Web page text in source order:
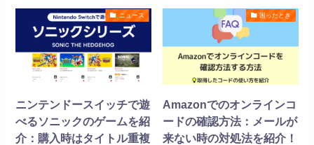
ニュース
ニンテンドースイッチで遊
べるソニックのゲームを紹
介：購入時はタイトル重複
困ったとき
Amazonでのオンラインコ
ードの確認方法：メールが
来ない時の対処法を紹介！